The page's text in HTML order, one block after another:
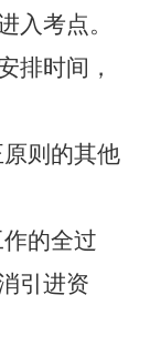
入考点。
排时间，
则的其他
的全过
引进资